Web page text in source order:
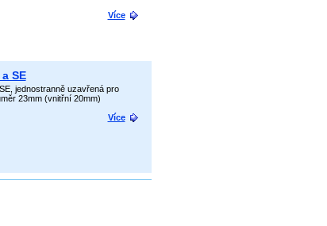
Více
SE
jednostranně uzavřená pro
23mm (vnitřní 20mm)
Více